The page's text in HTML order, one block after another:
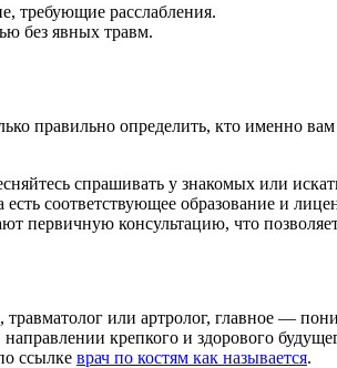
требующие расслабления.
без явных травм.
правильно определить, кто именно
спрашивать у знакомых или
соответствующее образование и
первичную консультацию, что
травматолог или артролог, главное —
крепкого и здорового
ссылке врач по костям как называется.